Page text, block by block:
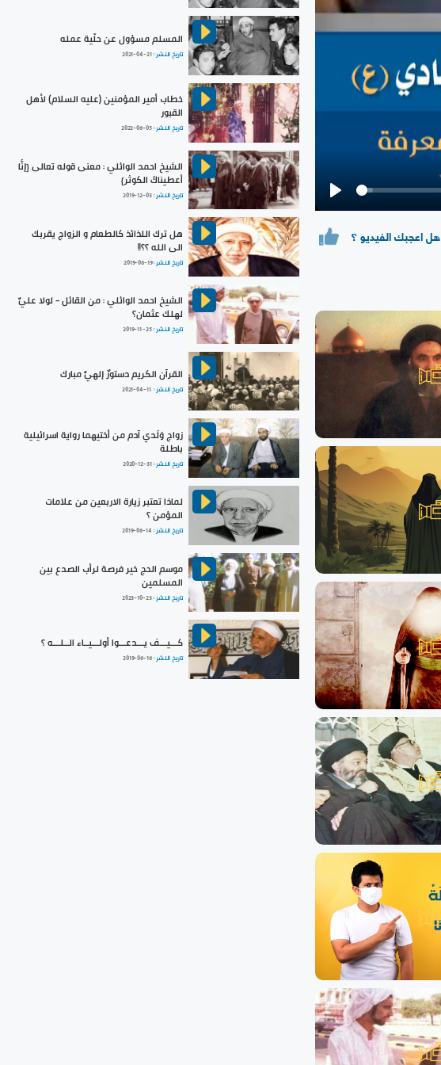
هل اعجبك الفيديو ؟
المسلم مسؤول عن حلّية عمله
تاريخ النشر :2021-04-21
خطاب أمير المؤمنين (عليه السلام) لأهل
القبور
تاريخ النشر :2022-06-05
الشيخ احمد الوائلي : معنى قوله تعالى {إنَّا
أعطيناكَ الكوثر}
تاريخ النشر :2019-12-03
هل ترك اللذائذ كالطعام و الزواج يقربك
الى الله ؟؟!!
تاريخ النشر :2019-06-19
الشيخ احمد الوائلي : من القائل - لولا عليٌّ
لهلك عثمان؟
تاريخ النشر :2019-11-25
القرآن الكريم دستورٌ إلهيٌّ مبارك
تاريخ النشر : 2021-04-11
زواج وَلَدي آدم من أختيهما رواية اسرائيلية
باطلة
تاريخ النشر :2020-12-31
لماذا تعتبر زيارة الاربعين من علامات
المؤمن ؟
تاريخ النشر : 2019-06-14
موسم الحج خير فرصة لرأب الصدع بين
المسلمين
تاريخ النشر :2023-10-23
كـــيـــف يـــدعـــوا أولـــيــاء الــلـــه ؟
تاريخ النشر :2019-06-16